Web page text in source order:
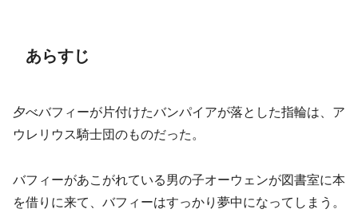
あらすじ
夕べバフィーが片付けたバンパイアが落とした指輪は、ア
ウレリウス騎士団のものだった。
バフィーがあこがれている男の子オーウェンが図書室に本
を借りに来て、バフィーはすっかり夢中になってしまう。